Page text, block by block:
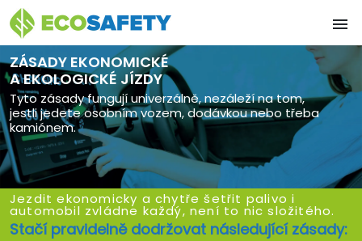

ZÁSADY EKONOMICKÉ
A EKOLOGICKÉ JÍZDY
Tyto zásady fungují univerzálně, nezáleží na tom,
jestli jedete osobním vozem, dodávkou nebo třeba
kamiónem.
Jezdit ekonomicky a chytře šetřit palivo i
automobil zvládne každý, není to nic složitého.
Stačí pravidelně dodržovat následující zásady: